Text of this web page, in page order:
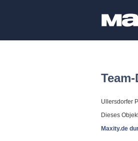
Ullersdorfer
Dieses
Maxity.de